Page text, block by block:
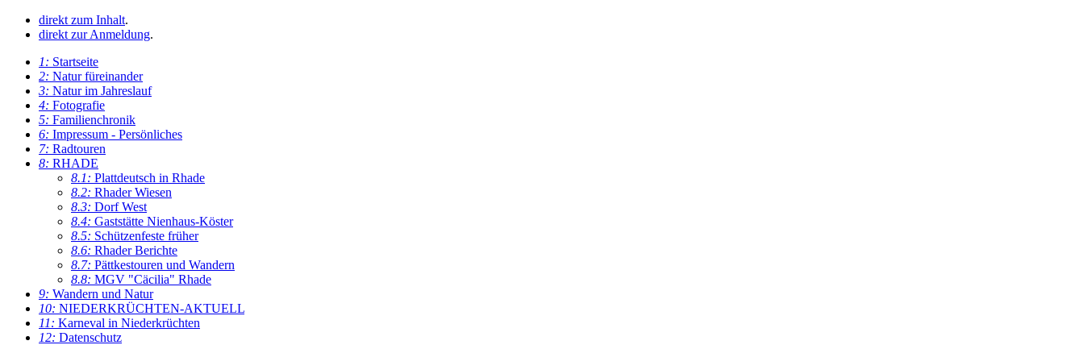
direkt zum Inhalt.
direkt zur Anmeldung.
1: Startseite
2: Natur füreinander
3: Natur im Jahreslauf
4: Fotografie
5: Familienchronik
6: Impressum - Persönliches
7: Radtouren
8: RHADE
8.1: Plattdeutsch in Rhade
8.2: Rhader Wiesen
8.3: Dorf West
8.4: Gaststätte Nienhaus-Köster
8.5: Schützenfeste früher
8.6: Rhader Berichte
8.7: Pättkestouren und Wandern
8.8: MGV "Cäcilia" Rhade
9: Wandern und Natur
10: NIEDERKRÜCHTEN-AKTUELL
11: Karneval in Niederkrüchten
12: Datenschutz